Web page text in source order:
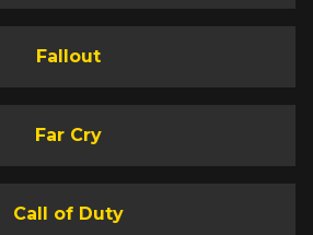
Fallout
Far Cry
Call of Duty